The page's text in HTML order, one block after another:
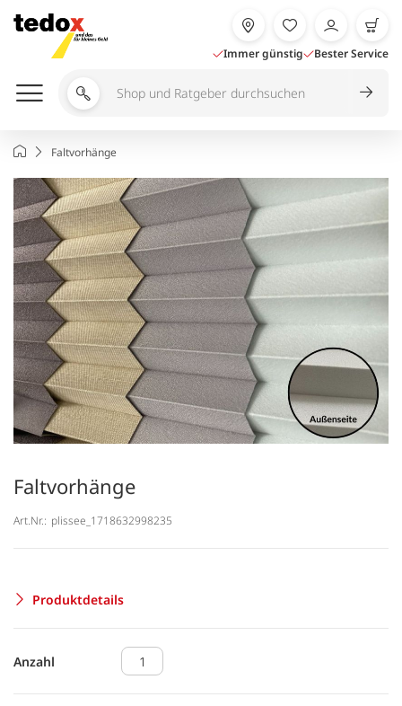
Inhalt
springen
Immer günstig Bester Service
Shop
durchsuchen
StartseiteFaltvorhänge
Faltvorhänge
Art.Nr.: plissee_1718632998235
Produktdetails
Anzahl